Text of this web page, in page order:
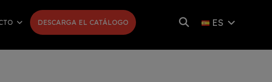
DESCARGA EL CATÁLOGO ES